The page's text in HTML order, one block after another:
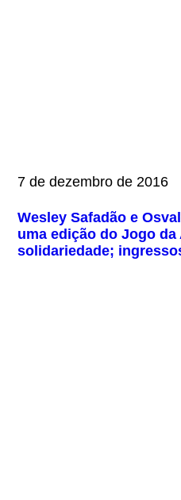
7 de dezembro de 2016
Wesley Safadão e
uma edição do Jogo
solidariedade;